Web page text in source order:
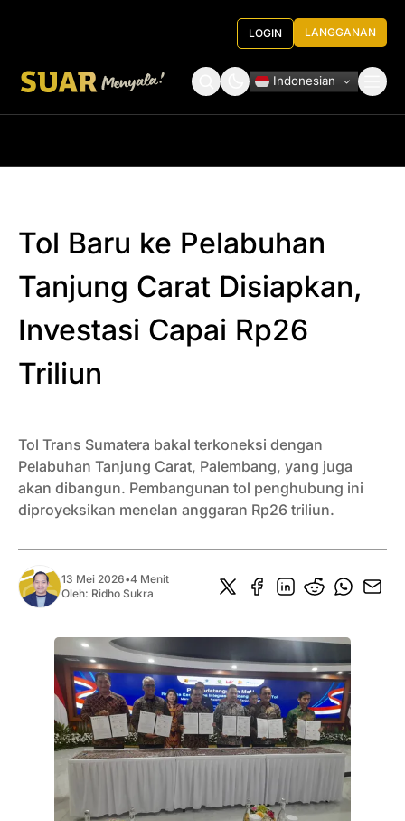
LOGIN LANGGANAN
Indonesian
Tol Baru ke Pelabuhan
Tanjung Carat Disiapkan,
Investasi Capai Rp26
Triliun
Tol Trans Sumatera bakal terkoneksi dengan
Pelabuhan Tanjung Carat, Palembang, yang juga
akan dibangun. Pembangunan tol penghubung ini
diproyeksikan menelan anggaran Rp26 triliun.
13 Mei 2026•4 Menit
Oleh: Ridho Sukra